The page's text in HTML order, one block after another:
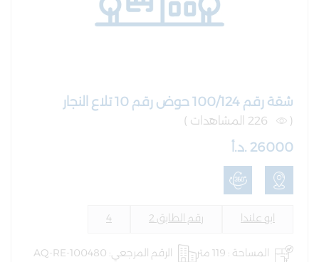
شقة رقم 100/124 حوض رقم 10 تلاع النجار
(
26000 .د.أ
ابو علندا رقم الطابق 2 4
المساحة : 119 متر
الرقم المرجعي: AQ-RE-100480